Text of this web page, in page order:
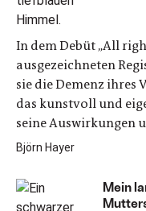
In dem Debüt „All
ausgezeichneten
sie die Demenz ihres
das kunstvoll und
seine Auswirkungen
Björn Hayer
Mein